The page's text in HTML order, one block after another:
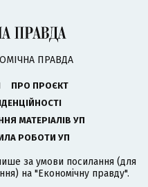
ПРАВДА
ПРО ПРОЄКТ
МАТЕРІАЛІВ УП
РОБОТИ УП
за умови посилання (для
на "Економічну правду".